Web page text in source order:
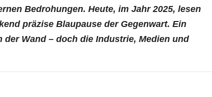
Bedrohungen. Heute, im Jahr 2025, lesen
präzise Blaupause der Gegenwart. Ein
Wand – doch die Industrie, Medien und